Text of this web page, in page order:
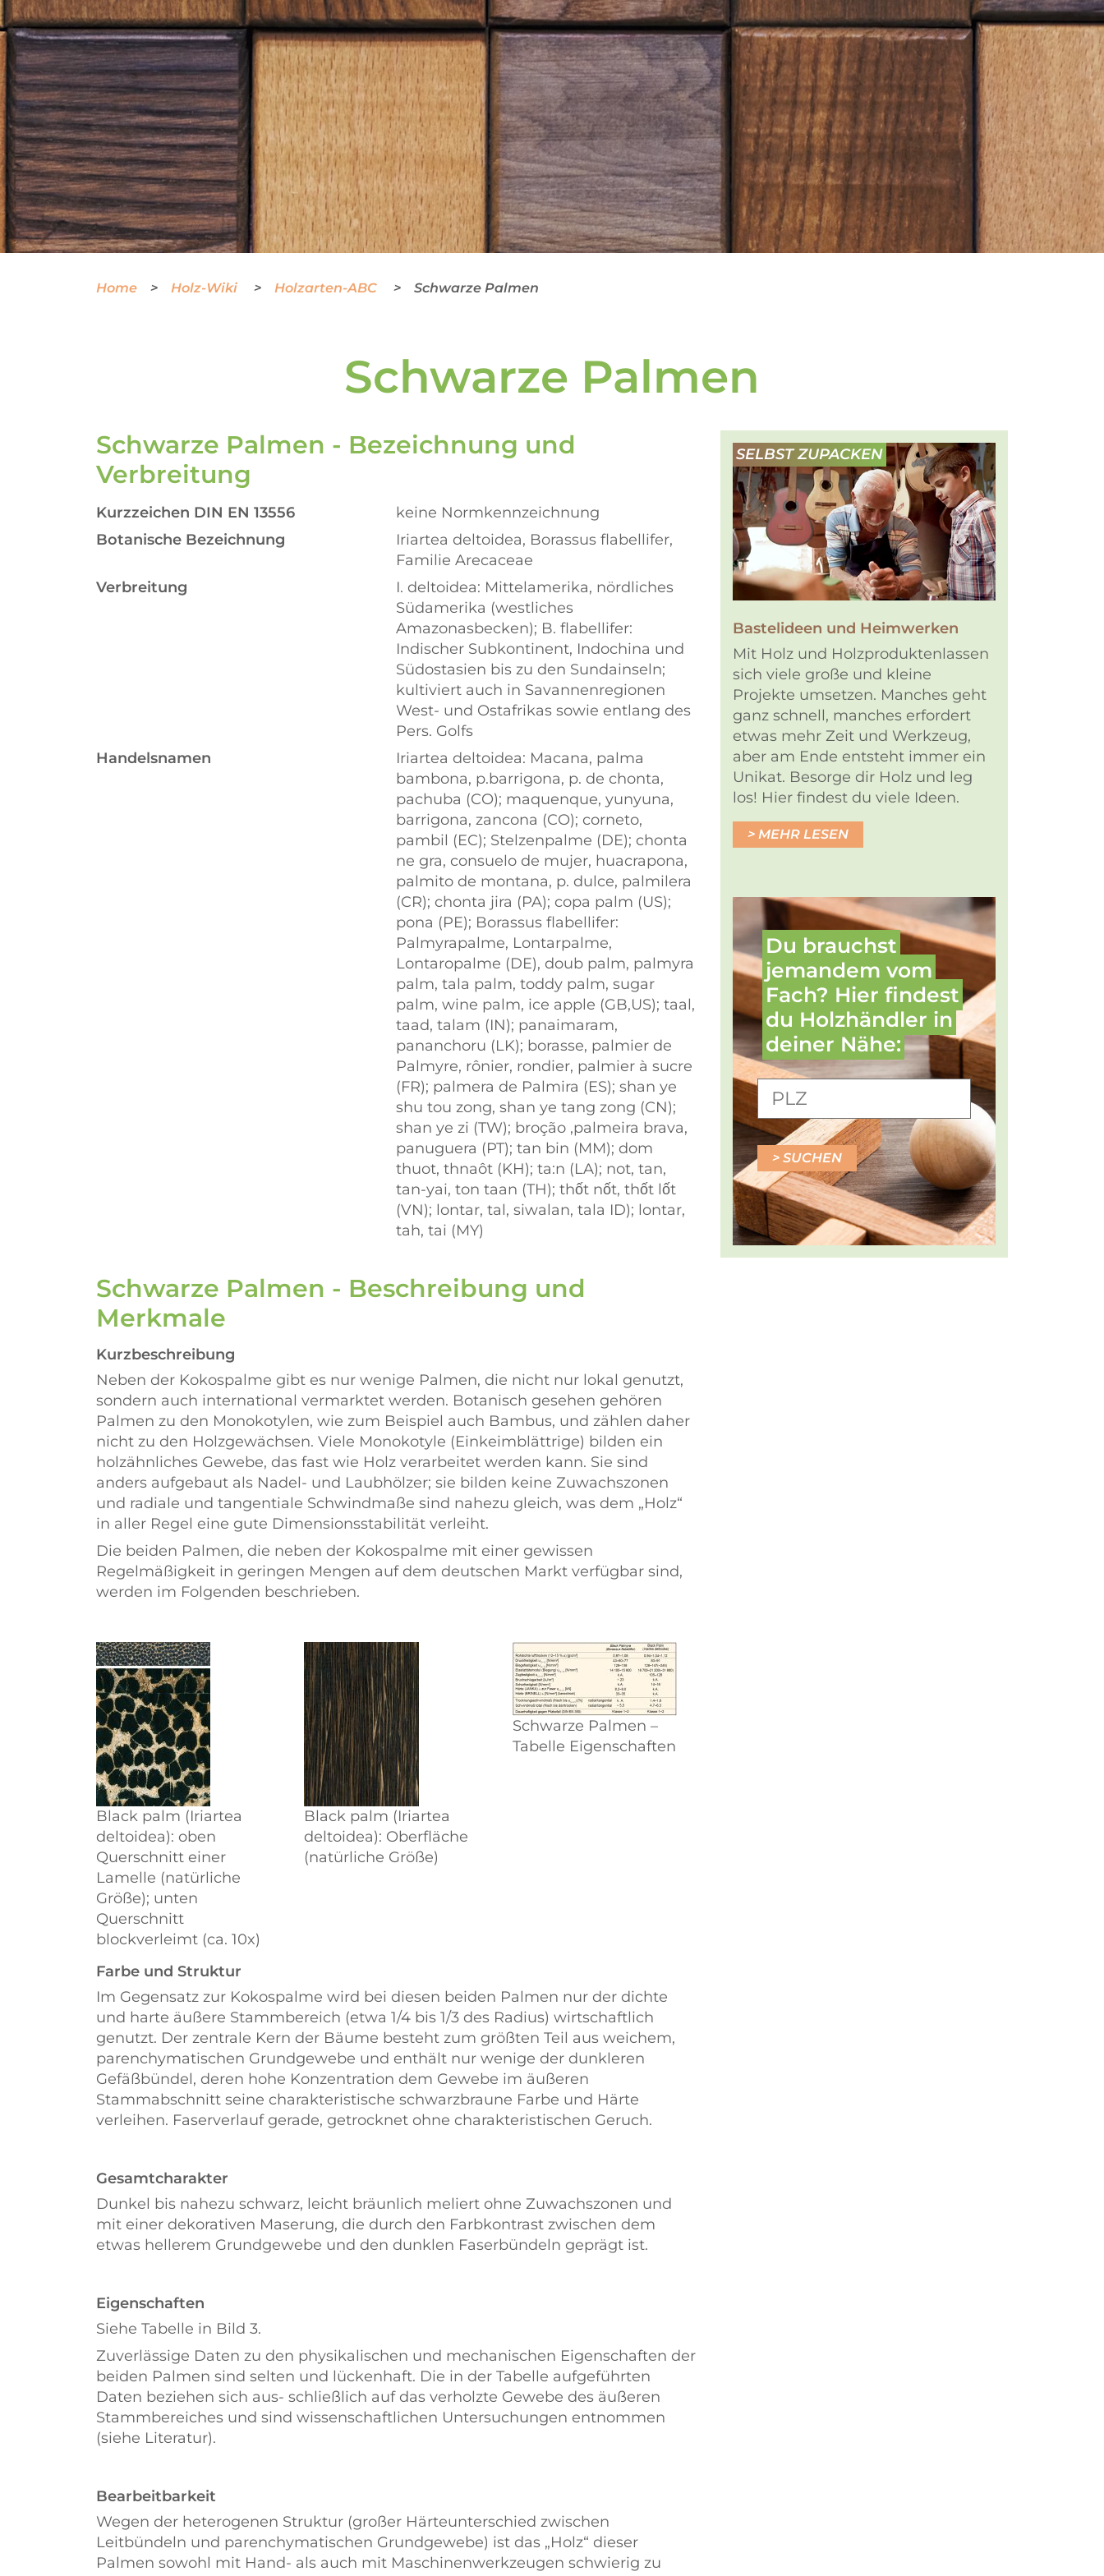
Home Holz-Wiki Holzarten-ABC Schwarze Palmen
Schwarze Palmen
Schwarze Palmen - Bezeichnung und
Verbreitung
Kurzzeichen DIN EN 13556
keine Normkennzeichnung
Botanische Bezeichnung
Iriartea deltoidea, Borassus flabellifer,
Familie Arecaceae
Verbreitung
I. deltoidea: Mittelamerika, nördliches
Südamerika (westliches
Amazonasbecken); B. flabellifer:
Indischer Subkontinent, Indochina und
Südostasien bis zu den Sundainseln;
kultiviert auch in Savannenregionen
West- und Ostafrikas sowie entlang des
Pers. Golfs
Handelsnamen
Iriartea deltoidea: Macana, palma
bambona, p.barrigona, p. de chonta,
pachuba (CO); maquenque, yunyuna,
barrigona, zancona (CO); corneto,
pambil (EC); Stelzenpalme (DE); chonta
ne gra, consuelo de mujer, huacrapona,
palmito de montana, p. dulce, palmilera
(CR); chonta jira (PA); copa palm (US);
pona (PE); Borassus flabellifer:
Palmyrapalme, Lontarpalme,
Lontaropalme (DE), doub palm, palmyra
palm, tala palm, toddy palm, sugar
palm, wine palm, ice apple (GB,US); taal,
taad, talam (IN); panaimaram,
pananchoru (LK); borasse, palmier de
Palmyre, rônier, rondier, palmier à sucre
(FR); palmera de Palmira (ES); shan ye
shu tou zong, shan ye tang zong (CN);
shan ye zi (TW); broção ,palmeira brava,
panuguera (PT); tan bin (MM); dom
thuot, thnaôt (KH); ta:n (LA); not, tan,
tan-yai, ton taan (TH); thốt nốt, thốt lốt
(VN); lontar, tal, siwalan, tala ID); lontar,
tah, tai (MY)
Schwarze Palmen - Beschreibung und
Merkmale
Kurzbeschreibung
Neben der Kokospalme gibt es nur wenige Palmen, die nicht nur lokal genutzt,
sondern auch international vermarktet werden. Botanisch gesehen gehören
Palmen zu den Monokotylen, wie zum Beispiel auch Bambus, und zählen daher
nicht zu den Holzgewächsen. Viele Monokotyle (Einkeimblättrige) bilden ein
holzähnliches Gewebe, das fast wie Holz verarbeitet werden kann. Sie sind
anders aufgebaut als Nadel- und Laubhölzer; sie bilden keine Zuwachszonen
und radiale und tangentiale Schwindmaße sind nahezu gleich, was dem
Holz
in aller Regel eine gute Dimensionsstabilität verleiht.
Die beiden Palmen, die neben der Kokospalme mit einer gewissen
Regelmäßigkeit in geringen Mengen auf dem deutschen Markt verfügbar sind,
werden im Folgenden beschrieben.
Black palm (Iriartea
deltoidea): oben
Querschnitt einer
Lamelle (natürliche
Größe); unten
Querschnitt
blockverleimt (ca. 10x)
Black palm (Iriartea
deltoidea): Oberfläche
(natürliche Größe)
Schwarze Palmen –
Tabelle Eigenschaften
Farbe und Struktur
Im Gegensatz zur Kokospalme wird bei diesen beiden Palmen nur der dichte
und harte äußere Stammbereich (etwa 1/4 bis 1/3 des Radius) wirtschaftlich
genutzt. Der zentrale Kern der Bäume besteht zum größten Teil aus weichem,
parenchymatischen Grundgewebe und enthält nur wenige der dunkleren
Gefäßbündel, deren hohe Konzentration dem Gewebe im äußeren
Stammabschnitt seine charakteristische schwarzbraune Farbe und Härte
verleihen. Faserverlauf gerade, getrocknet ohne charakteristischen Geruch.
Gesamtcharakter
Dunkel bis nahezu schwarz, leicht bräunlich meliert ohne Zuwachszonen und
mit einer dekorativen Maserung, die durch den Farbkontrast zwischen dem
etwas hellerem Grundgewebe und den dunklen Faserbündeln geprägt ist.
Eigenschaften
Siehe Tabelle in Bild 3.
Zuverlässige Daten zu den physikalischen und mechanischen Eigenschaften der
beiden Palmen sind selten und lückenhaft. Die in der Tabelle aufgeführten
Daten beziehen sich aus- schließlich auf das verholzte Gewebe des äußeren
Stammbereiches und sind wissenschaftlichen Untersuchungen entnommen
(siehe Literatur).
Bearbeitbarkeit
Wegen der heterogenen Struktur (großer Härteunterschied zwischen
Leitbündeln und parenchymatischen Grundgewebe) ist das
Holz dieser
Palmen sowohl mit Hand- als auch mit Maschinenwerkzeugen schwierig zu
SELBST ZUPACKEN
Bastelideen und Heimwerken
Mit Holz und Holzproduktenlassen
sich viele große und kleine
Projekte umsetzen. Manches geht
ganz schnell, manches erfordert
etwas mehr Zeit und Werkzeug,
aber am Ende entsteht immer ein
Unikat. Besorge dir Holz und leg
los! Hier findest du viele Ideen.
MEHR LESEN
Du brauchst
jemandem vom
Fach? Hier findest
du Holz­händler in
deiner Nähe:
SUCHEN